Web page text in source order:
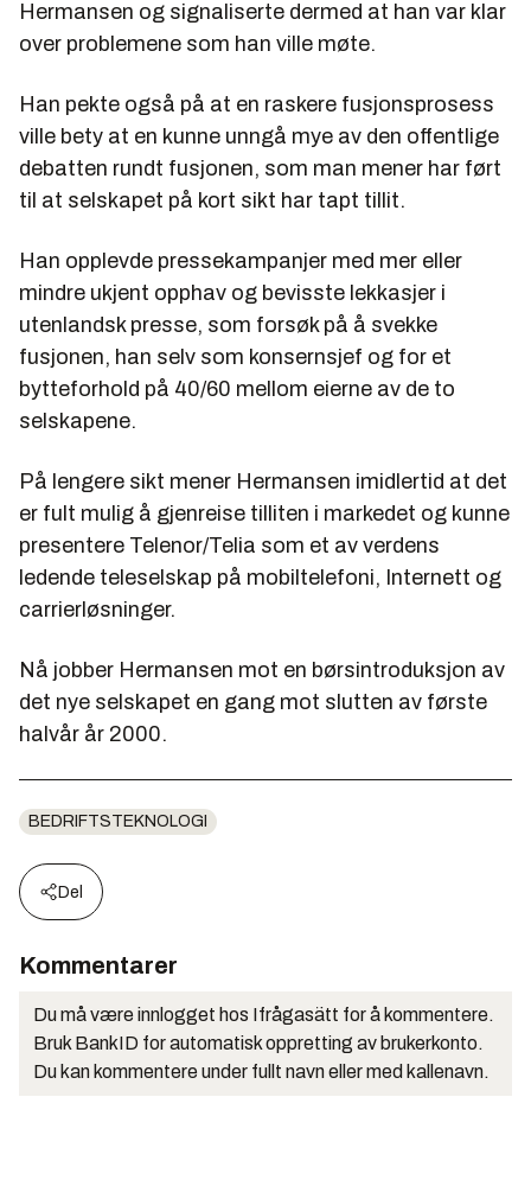
Hermansen og signaliserte dermed at han var klar
over problemene som han ville møte.
Han pekte også på at en raskere fusjonsprosess
ville bety at en kunne unngå mye av den offentlige
debatten rundt fusjonen, som man mener har ført
til at selskapet på kort sikt har tapt tillit.
Han opplevde pressekampanjer med mer eller
mindre ukjent opphav og bevisste lekkasjer i
utenlandsk presse, som forsøk på å svekke
fusjonen, han selv som konsernsjef og for et
bytteforhold på 40/60 mellom eierne av de to
selskapene.
På lengere sikt mener Hermansen imidlertid at det
er fult mulig å gjenreise tilliten i markedet og kunne
presentere Telenor/Telia som et av verdens
ledende teleselskap på mobiltelefoni, Internett og
carrierløsninger.
Nå jobber Hermansen mot en børsintroduksjon av
det nye selskapet en gang mot slutten av første
halvår år 2000.
BEDRIFTSTEKNOLOGI
Del
Kommentarer
Du må være innlogget hos Ifrågasätt for å kommentere.
Bruk BankID for automatisk oppretting av brukerkonto.
Du kan kommentere under fullt navn eller med kallenavn.